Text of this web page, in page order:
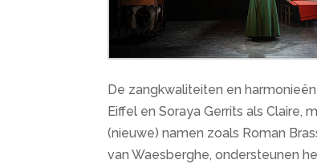
De zangkwaliteiten en
Eiffel en Soraya Gerrits als Claire,
(nieuwe) namen zoals Roman
van Waesberghe, ondersteunen